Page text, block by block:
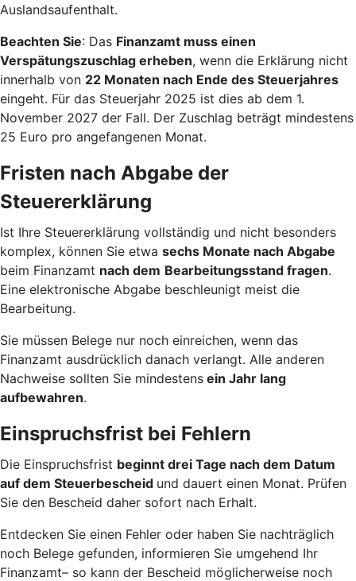
Auslandsaufenthalt.
Beachten Sie: Das Finanzamt muss einen
Verspätungszuschlag erheben, wenn die Erklärung nicht
innerhalb von 22 Monaten nach Ende des Steuerjahres
eingeht. Für das Steuerjahr 2025 ist dies ab dem 1.
November 2027 der Fall. Der Zuschlag beträgt mindestens
25 Euro pro angefangenen Monat.
Fristen nach Abgabe der
Steuererklärung
Ist Ihre Steuererklärung vollständig und nicht besonders
komplex, können Sie etwa sechs Monate nach Abgabe
beim Finanzamt nach dem Bearbeitungsstand fragen.
Eine elektronische Abgabe beschleunigt meist die
Bearbeitung.
Sie müssen Belege nur noch einreichen, wenn das
Finanzamt ausdrücklich danach verlangt. Alle anderen
Nachweise sollten Sie mindestens ein Jahr lang
aufbewahren.
Einspruchsfrist bei Fehlern
Die Einspruchsfrist beginnt drei Tage nach dem Datum
auf dem Steuerbescheid und dauert einen Monat. Prüfen
Sie den Bescheid daher sofort nach Erhalt.
Entdecken Sie einen Fehler oder haben Sie nachträglich
noch Belege gefunden, informieren Sie umgehend Ihr
Finanzamt– so kann der Bescheid möglicherweise noch